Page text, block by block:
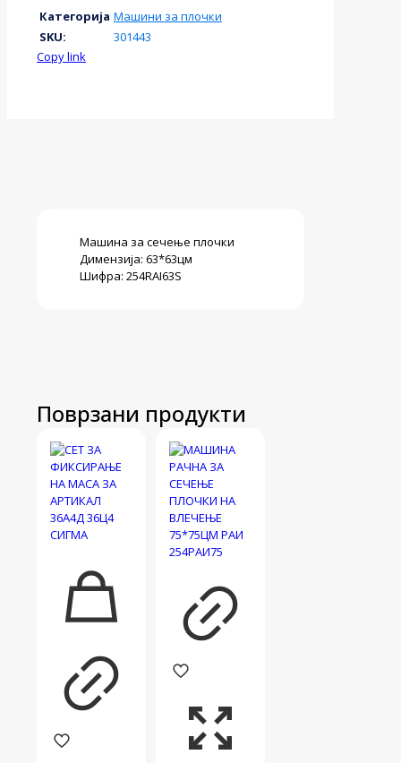
СЕЧЕЊЕ
ПЛОЧКИ
ТУРКАЊЕ
Категорија Машини за плочки
SKU:
301443
Copy link
Машина за сечење плочки
Димензија: 63*63цм
Шифра: 254RAI63S
Поврзани продукти